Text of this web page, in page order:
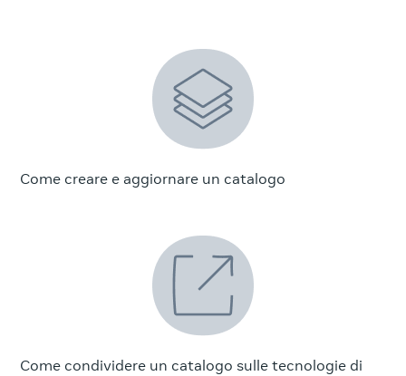
Come creare e aggiornare un catalogo
Come condividere un catalogo sulle tecnologie di